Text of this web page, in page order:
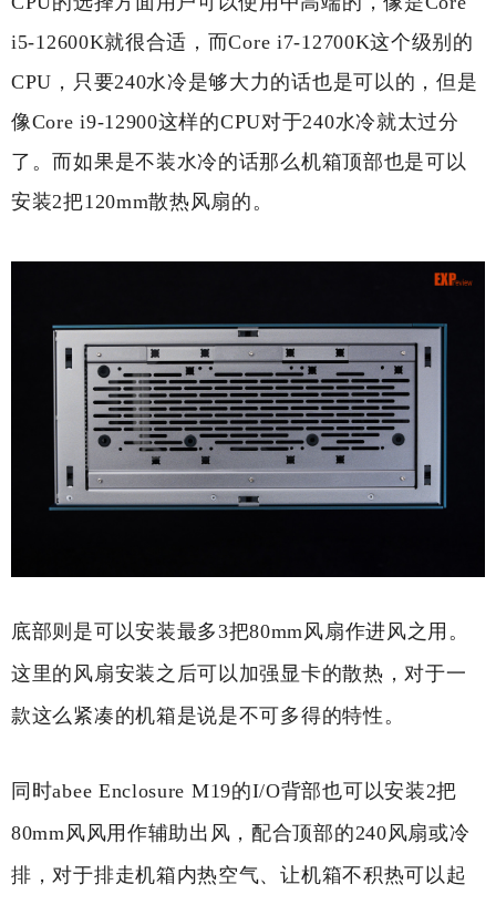
i5-12600K就很合适，而Core i7-12700K这个级别的
CPU，只要240水冷是够大力的话也是可以的，但是
像Core i9-12900这样的CPU对于240水冷就太过分
了。而如果是不装水冷的话那么机箱顶部也是可以
安装2把120mm散热风扇的。
底部则是可以安装最多3把80mm风扇作进风之用。
这里的风扇安装之后可以加强显卡的散热，对于一
款这么紧凑的机箱是说是不可多得的特性。
同时abee Enclosure M19的I/O背部也可以安装2把
80mm风风用作辅助出风，配合顶部的240风扇或冷
排，对于排走机箱内热空气、让机箱不积热可以起